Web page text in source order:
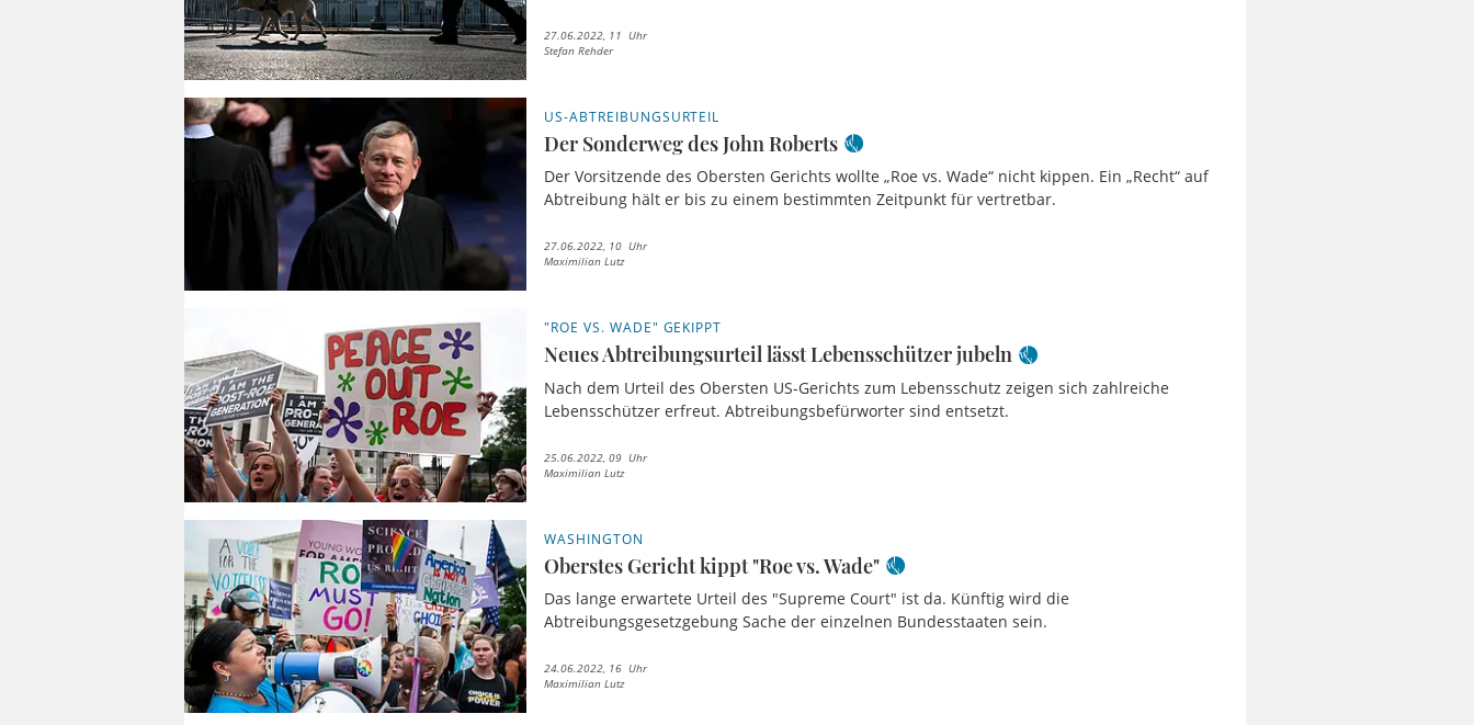
27.06.2022, 11 Uhr
Stefan Rehder
US-ABTREIBUNGSURTEIL
Der Sonderweg des John Roberts
Der Vorsitzende des Obersten Gerichts wollte „Roe vs. Wade“ nicht kippen. Ein „Recht“ auf
Abtreibung hält er bis zu einem bestimmten Zeitpunkt für vertretbar.
27.06.2022, 10 Uhr
Maximilian Lutz
"ROE VS. WADE" GEKIPPT
Neues Abtreibungsurteil lässt Lebensschützer jubeln
Nach dem Urteil des Obersten US-Gerichts zum Lebensschutz zeigen sich zahlreiche
Lebensschützer erfreut. Abtreibungsbefürworter sind entsetzt.
25.06.2022, 09 Uhr
Maximilian Lutz
WASHINGTON
Oberstes Gericht kippt "Roe vs. Wade"
Das lange erwartete Urteil des "Supreme Court" ist da. Künftig wird die
Abtreibungsgesetzgebung Sache der einzelnen Bundesstaaten sein.
24.06.2022, 16 Uhr
Maximilian Lutz